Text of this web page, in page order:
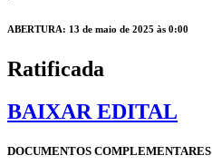
ABERTURA: 13 de maio de 2025 às 0:00
Ratificada
BAIXAR EDITAL
DOCUMENTOS COMPLEMENTARES